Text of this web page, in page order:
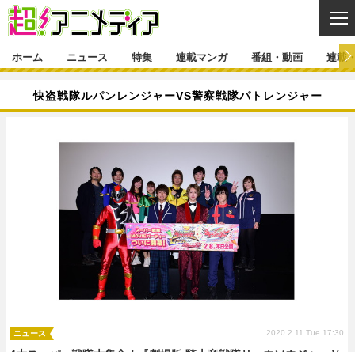
ニュース
映画 音楽
グッズ イベント
声優
舞台
インタビュー レポート
ラキりす
連載マンガ一覧 連載一覧
番組・動画一覧 ラジオ
動画
連載・ブログ一覧
編集部ブログ・お知らせ
ホーム ニュース 特集 連載マンガ 番組・動画 連載
快盗戦隊ルパンレンジャーVS警察戦隊パトレンジャー
ニュース 2020.2.11 Tue 17:30